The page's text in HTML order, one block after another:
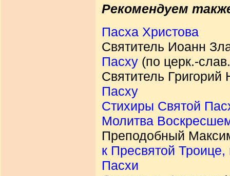
Рекомендуем
Пасха Христова
Святитель Иоанн
Пасху (по церк.-
Святитель Григорий
Пасху
Стихиры Святой
Молитва
Преподобный
к Пресвятой
Пасхи